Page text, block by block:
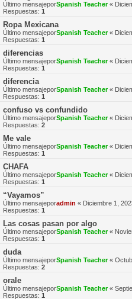
Último mensajeporSpanish Teacher«
Respuestas: 1
Ropa Mexicana
Último mensajeporSpanish Teacher«
Respuestas: 1
diferencias
Último mensajeporSpanish Teacher«
Respuestas: 1
diferencia
Último mensajeporSpanish Teacher«
Respuestas: 1
confuso vs confundido
Último mensajeporSpanish Teacher«
Respuestas: 2
Me vale
Último mensajeporSpanish Teacher«
Respuestas: 1
CHAFA
Último mensajeporSpanish Teacher«
Respuestas: 1
“Vayamos”
Último mensajeporadmin « Diciembre 1,
Respuestas: 1
Las cosas pasan por algo
Último mensajeporSpanish Teacher«
Respuestas: 1
duda
Último mensajeporSpanish Teacher«
Respuestas: 2
orale
Último mensajeporSpanish Teacher«
Respuestas: 1